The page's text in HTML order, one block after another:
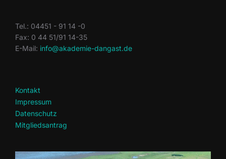
Tel.: 04451 - 91 14 -0
Fax: 0 44 51/91 14-35
E-Mail: info@akademie-dangast.de
Kontakt
Impressum
Datenschutz
Mitgliedsantrag